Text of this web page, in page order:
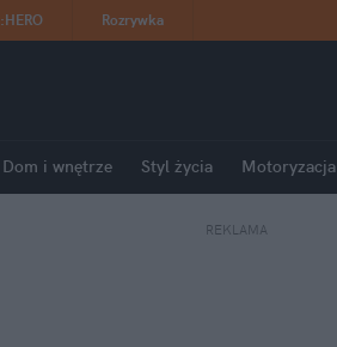
:HERO Rozrywka
Dom i wnętrze Styl życia Motoryzacja
REKLAMA